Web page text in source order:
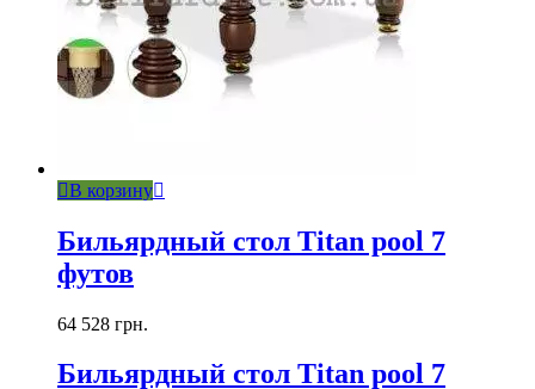
В корзину
Бильярдный стол Titan pool 7
футов
64 528 грн.
Бильярдный стол Titan pool 7